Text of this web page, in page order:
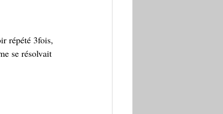
répété 3fois,
se résolvait